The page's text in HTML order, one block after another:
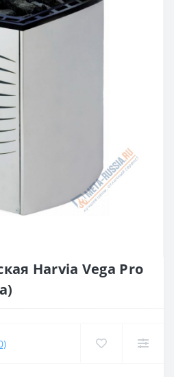
Harvia Vega Pro